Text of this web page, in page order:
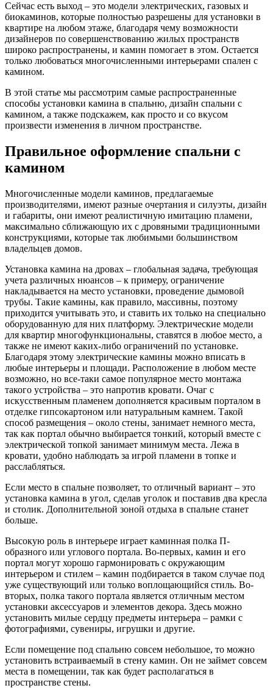
Сейчас есть выход – это модели электрических, газовых и
биокаминов, которые полностью разрешены для установки в
квартире на любом этаже, благодаря чему возможности
дизайнеров по совершенствованию жилых пространств
широко распространены, и камин помогает в этом. Остается
только любоваться многочисленными интерьерами спален с
камином.
В этой статье мы рассмотрим самые распространенные
способы установки камина в спальню, дизайн спальни с
камином, а также подскажем, как просто и со вкусом
произвести изменения в личном пространстве.
Правильное оформление спальни с
камином
Многочисленные модели каминов, предлагаемые
производителями, имеют разные очертания и силуэты, дизайн
и габариты, они имеют реалистичную имитацию пламени,
максимально сближающую их с дровяными традиционными
конструкциями, которые так любимыми большинством
владельцев домов.
Установка камина на дровах – глобальная задача, требующая
учета различных нюансов – к примеру, ограничение
накладывается на место установки, проведение дымовой
трубы. Такие камины, как правило, массивны, поэтому
приходится учитывать это, и ставить их только на специально
оборудованную для них платформу. Электрические модели
для квартир многофункциональны, ставятся в любое место, а
также не имеют каких-либо ограничений по установке.
Благодаря этому электрические камины можно вписать в
любые интерьеры и площади. Расположение в любом месте
возможно, но все-таки самое популярное место монтажа
такого устройства – это напротив кровати. Очаг с
искусственным пламенем дополняется красивым порталом в
отделке гипсокартоном или натуральным камнем. Такой
способ размещения – около стены, занимает немного места,
так как портал обычно выбирается тонкий, который вместе с
электрической топкой занимает минимум места. Лежа в
кровати, удобно наблюдать за игрой пламени в топке и
расслабляться.
Если место в спальне позволяет, то отличный вариант – это
установка камина в угол, сделав уголок и поставив два кресла
и столик. Дополнительной зоной отдыха в спальне станет
больше.
Высокую роль в интерьере играет каминная полка П-
образного или углового портала. Во-первых, камин и его
портал могут хорошо гармонировать с окружающим
интерьером и стилем – камин подбирается в таком случае под
уже существующий или только воплощающийся стиль. Во-
вторых, полка такого портала является отличным местом
установки аксессуаров и элементов декора. Здесь можно
установить милые сердцу предметы интерьера – рамки с
фотографиями, сувениры, игрушки и другие.
Если помещение под спальню совсем небольшое, то можно
установить встраиваемый в стену камин. Он не займет совсем
места в помещении, так как будет располагаться в
пространстве стены.